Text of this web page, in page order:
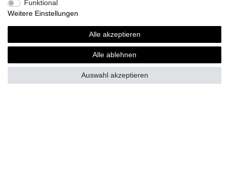
Herren T-Shirt, "Platzhirsch", Hirschkopf
ab 15,00 € *
inkl. MwSt.zzgl.Versandkosten
Funktional
Weitere Einstellungen
Alle akzeptieren
Alle ablehnen
Auswahl akzeptieren